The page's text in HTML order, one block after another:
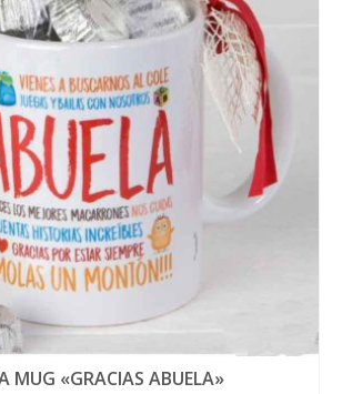
opciones
se
pueden
elegir
en
la
página
producto
MUG «GRACIAS ABUELA»